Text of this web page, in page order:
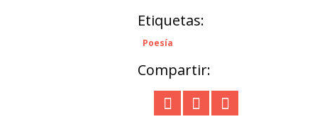
Etiquetas:
Poesía
Compartir: